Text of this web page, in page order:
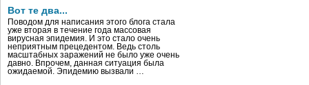
Вот те два...
Поводом для написания этого блога стала
уже вторая в течение года массовая
вирусная эпидемия. И это стало очень
неприятным прецедентом. Ведь столь
масштабных заражений не было уже очень
давно. Впрочем, данная ситуация была
ожидаемой. Эпидемию вызвали …